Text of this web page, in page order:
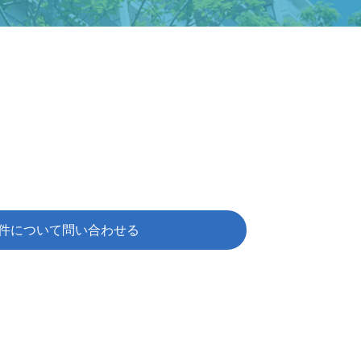
について問い合わせる